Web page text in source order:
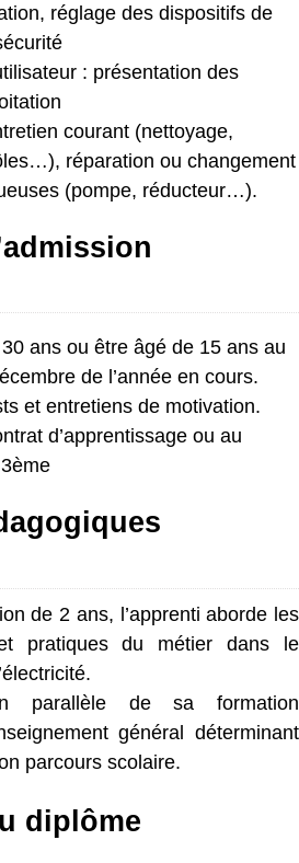
réglage des dispositifs de
: présentation des
courant (nettoyage,
réparation ou changement
(pompe, réducteur…).
ans ou être âgé de 15 ans au
de l’année en cours.
et entretiens de motivation.
d’apprentissage ou au
de 2 ans, l’apprenti aborde les
pratiques du métier dans le
parallèle de sa formation
général déterminant
parcours scolaire.
diplôme